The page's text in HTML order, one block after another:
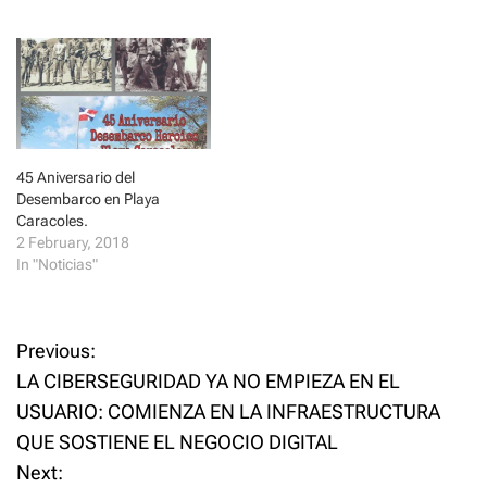
i
e
w
w
i
n
d
o
w
n
e
w
w
i
n
d
o
)
45 Aniversario del
Desembarco en Playa
Caracoles.
2 February, 2018
In "Noticias"
P
o
s
Previous:
LA CIBERSEGURIDAD YA NO EMPIEZA EN EL
USUARIO: COMIENZA EN LA INFRAESTRUCTURA
QUE SOSTIENE EL NEGOCIO DIGITAL
Next: